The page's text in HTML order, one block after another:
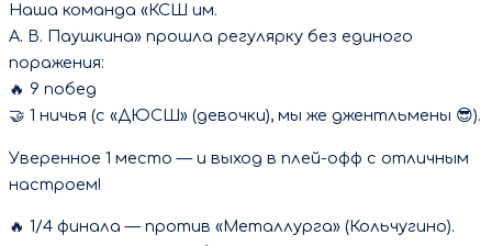
Наша команда «КСШ им.
А. В. Паушкина» прошла регулярку без единого
поражения:
🔥 9 побед
🤝 1 ничья (с «ДЮСШ» (девочки), мы же джентльмены 😎).
Уверенное 1 место — и выход в плей-офф с отличным
настроем!
🔥 1/4 финала — против «Металлурга» (Кольчугино).